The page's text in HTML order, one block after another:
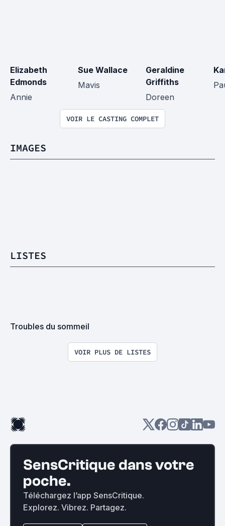
Elizabeth
Edmonds
Annie
Sue Wallace
Mavis
Geraldine
Griffiths
Doreen
VOIR LE CASTING COMPLET
IMAGES
LISTES
Troubles du sommeil
VOIR PLUS DE LISTES
SensCritique dans votre
poche.
Téléchargez l’app SensCritique.
Explorez. Vibrez. Partagez.